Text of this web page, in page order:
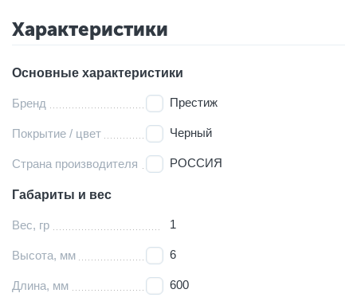
Характеристики
Основные характеристики
Бренд Престиж
Покрытие / цвет Черный
Страна производителя РОССИЯ
Габариты и вес
Вес, гр 1
Высота, мм 6
Длина, мм 600